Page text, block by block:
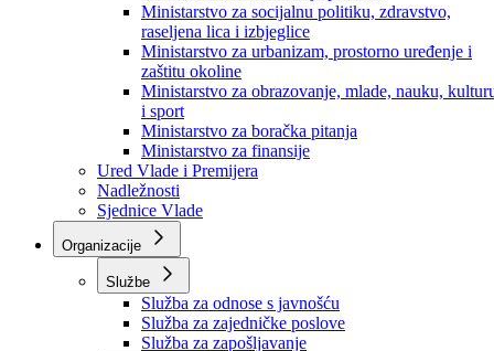
Ministarstvo za privredu
Ministarstvo za pravosuđe, upravu i radne odnose
Ministarstvo za unutrašnje poslove
Ministarstvo za socijalnu politiku, zdravstvo,
raseljena lica i izbjeglice
Ministarstvo za urbanizam, prostorno uređenje i
zaštitu okoline
Ministarstvo za obrazovanje, mlade, nauku,
i sport
Ministarstvo za boračka pitanja
Ministarstvo za finansije
Ured Vlade i Premijera
Nadležnosti
Sjednice Vlade
Organizacije
Službe